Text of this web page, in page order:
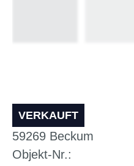
VERKAUFT
59269 Beckum
Objekt-Nr.